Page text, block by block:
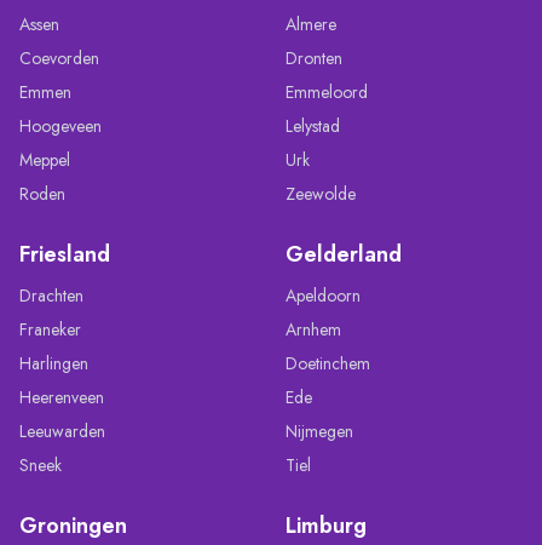
Assen
Coevorden
Emmen
Hoogeveen
Meppel
Roden
Almere
Dronten
Emmeloord
Lelystad
Urk
Zeewolde
Friesland
Drachten
Franeker
Harlingen
Heerenveen
Leeuwarden
Sneek
Gelderland
Apeldoorn
Arnhem
Doetinchem
Ede
Nijmegen
Tiel
Groningen Limburg